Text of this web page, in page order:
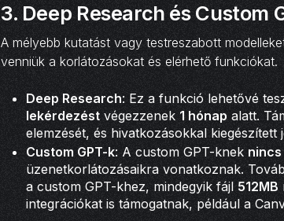
3. Deep Research és Custom
A mélyebb kutatást vagy testreszabott
venniük a korlátozásokat és elérhető funkciókat.
Deep Research: Ez a funkció lehetővé
lekérdezést végezzenek 1 hónap alatt.
elemzését, és hivatkozásokkal kiegészített
Custom GPT-k: A custom GPT-knek
üzenetkorlátozásaikra vonatkoznak.
a custom GPT-khez, mindegyik fájl 512MB
integrációkat is támogatnak, például a